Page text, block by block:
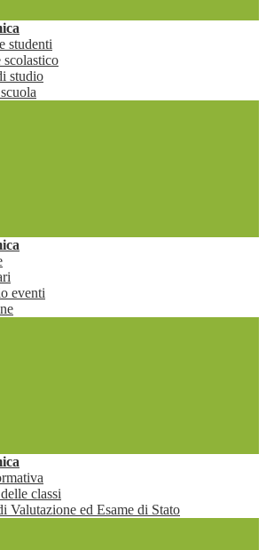
studenti
scolastico
studio
eventi
classi
Valutazione ed Esame di Stato